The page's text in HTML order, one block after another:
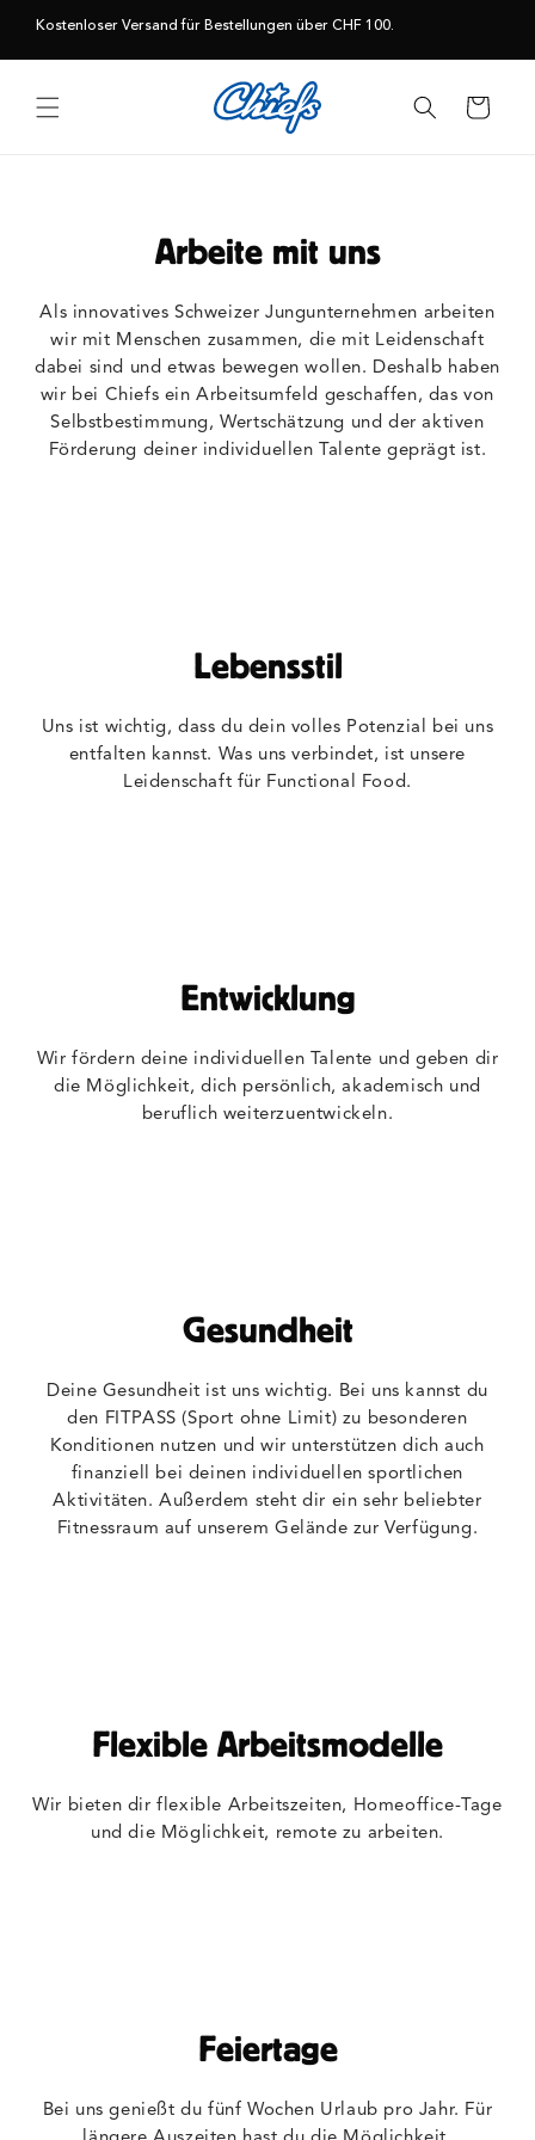
zum
Kostenloser Versand für Bestellungen über CHF 100.
Warenkorb
Arbeite mit uns
Als innovatives Schweizer Jungunternehmen arbeiten
wir mit Menschen zusammen, die mit Leidenschaft
dabei sind und etwas bewegen wollen. Deshalb haben
wir bei Chiefs ein Arbeitsumfeld geschaffen, das von
Selbstbestimmung, Wertschätzung und der aktiven
Förderung deiner individuellen Talente geprägt ist.
Lebensstil
Uns ist wichtig, dass du dein volles Potenzial bei uns
entfalten kannst. Was uns verbindet, ist unsere
Leidenschaft für Functional Food.
Entwicklung
Wir fördern deine individuellen Talente und geben dir
die Möglichkeit, dich persönlich, akademisch und
beruflich weiterzuentwickeln.
Gesundheit
Deine Gesundheit ist uns wichtig. Bei uns kannst du
den FITPASS (Sport ohne Limit) zu besonderen
Konditionen nutzen und wir unterstützen dich auch
finanziell bei deinen individuellen sportlichen
Aktivitäten. Außerdem steht dir ein sehr beliebter
Fitnessraum auf unserem Gelände zur Verfügung.
Flexible Arbeitsmodelle
Wir bieten dir flexible Arbeitszeiten, Homeoffice-Tage
und die Möglichkeit, remote zu arbeiten.
Feiertage
Bei uns genießt du fünf Wochen Urlaub pro Jahr. Für